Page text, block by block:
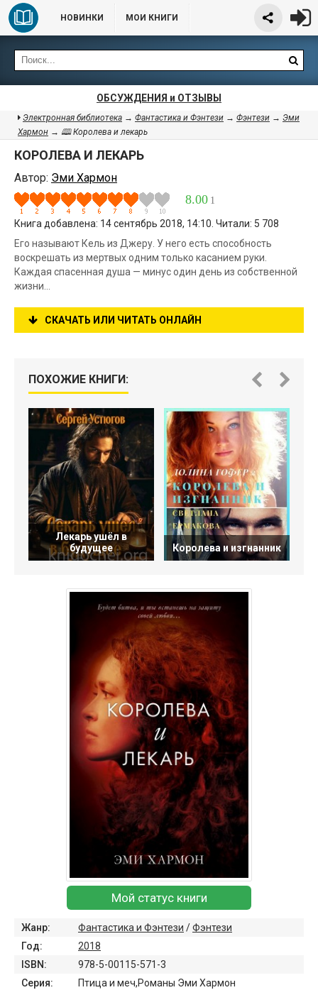
НОВИНКИ МОИ КНИГИ
ОБСУЖДЕНИЯ и ОТЗЫВЫ
Электронная библиотека → Фантастика и Фэнтези → Фэнтези → Эми
Хармон → 🕮 Королева и лекарь
КОРОЛЕВА И ЛЕКАРЬ
Автор: Эми Хармон
8.00 1
Книга добавлена: 14 сентябрь 2018, 14:10. Читали: 5 708
Его называют Кель из Джеру. У него есть способность
воскрешать из мертвых одним только касанием руки.
Каждая спасенная душа — минус один день из собственной
жизни…
СКАЧАТЬ ИЛИ ЧИТАТЬ ОНЛАЙН
ПОХОЖИЕ КНИГИ:
Лекарь ушёл в
будущее
Королева и изгнанник
Мой статус книги
Жанр: Фантастика и Фэнтези /Фэнтези
Год:
2018
ISBN:
978-5-00115-571-3
Серия:
Птица и меч,Романы Эми Хармон